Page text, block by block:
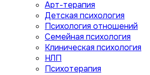
Арт-терапия
Детская психология
Психология отношений
Семейная психология
Клиническая психология
НЛП
Психотерапия